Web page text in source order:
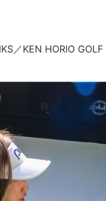
／KEN HORIO GOLF